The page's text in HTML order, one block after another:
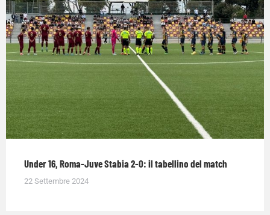
Under 16, Roma-Juve Stabia 2-0: il tabellino del match
22 Settembre 2024